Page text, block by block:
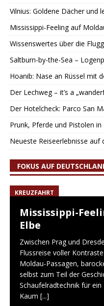
Vilnius: Goldene Dächer und
Mississippi-Feeling auf
Wissenswertes über die
Saltburn-by-the-Sea –
Hoanib: Nase an Rüssel mit
Der Lechweg – it’s a
Der Hotelcheck: Parco San
Prunk, Pferde und Pistolen in
Neueste Reiseerlebnisse auf
FOKUS AUF
KREUZFAHRT
Mississippi-
Elbe
Zwischen Prag und
Flussreise voller
Moldau-Passagen,
selbst zum Teil der
Schaufelradtechnik für
Kaum [...]